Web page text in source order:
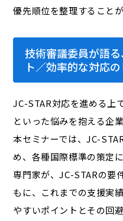
優先順位を整理すること
技術審議委員が語
ト／効率的な対応
JC-STAR対応を進める上
といった悩みを抱える企
本セミナーでは、JC-
め、各種国際標準の策定
専門家が、JC-STARの要
もに、これまでの支援実
やすいポイントとその回